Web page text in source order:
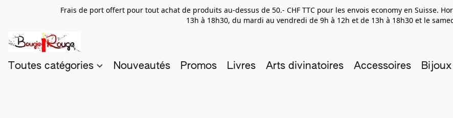
Frais de port offert pour tout achat de produits au-dessus de 50.- CHF TTC pour les envois economy en Suisse.
13h à 18h30, du mardi au vendredi de 9h à 12h et de 13h à 18h30 et le
Toutes catégories Nouveautés Promos Livres Arts divinatoires Accessoires Bijoux